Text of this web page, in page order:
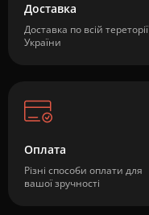
Доставка
Доставка по всій тереторії
України
Оплата
Різні способи оплати для
вашої зручності